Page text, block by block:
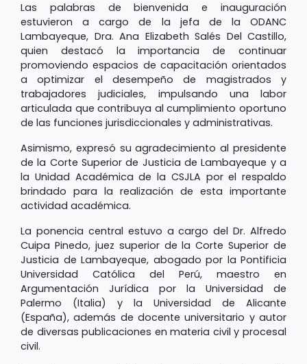
Las palabras de bienvenida e inauguración
estuvieron a cargo de la jefa de la ODANC
Lambayeque, Dra. Ana Elizabeth Salés Del Castillo,
quien destacó la importancia de continuar
promoviendo espacios de capacitación orientados
a optimizar el desempeño de magistrados y
trabajadores judiciales, impulsando una labor
articulada que contribuya al cumplimiento oportuno
de las funciones jurisdiccionales y administrativas.
Asimismo, expresó su agradecimiento al presidente
de la Corte Superior de Justicia de Lambayeque y a
la Unidad Académica de la CSJLA por el respaldo
brindado para la realización de esta importante
actividad académica.
La ponencia central estuvo a cargo del Dr. Alfredo
Cuipa Pinedo, juez superior de la Corte Superior de
Justicia de Lambayeque, abogado por la Pontificia
Universidad Católica del Perú, maestro en
Argumentación Jurídica por la Universidad de
Palermo (Italia) y la Universidad de Alicante
(España), además de docente universitario y autor
de diversas publicaciones en materia civil y procesal
civil.